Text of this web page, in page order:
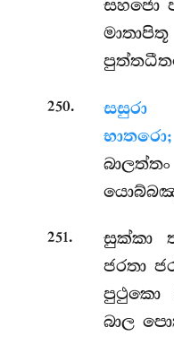
සහජො
250. සසුරා
භාතරො;
251. සුක්කා
ජරතා
පුථුකො
බාල